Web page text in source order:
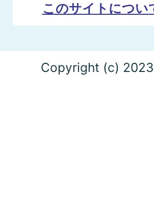
このサイトについ
Copyright (c)